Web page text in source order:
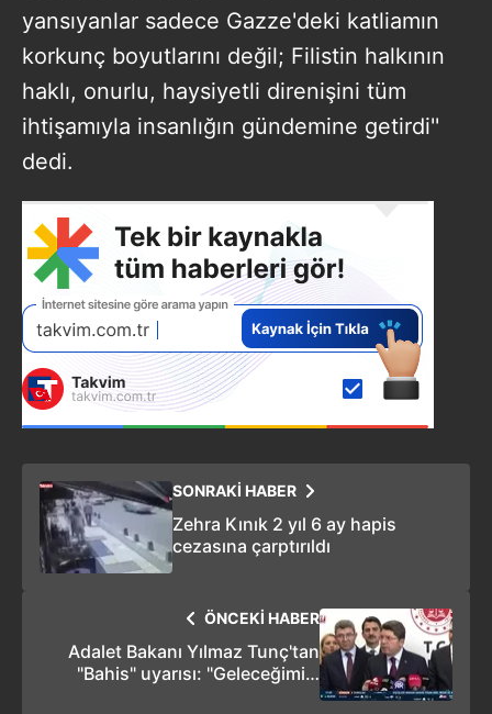
yansıyanlar sadece Gazze'deki katliamın
korkunç boyutlarını değil; Filistin halkının
haklı, onurlu, haysiyetli direnişini tüm
ihtişamıyla insanlığın gündemine getirdi''
dedi.
SONRAKİ HABER
Zehra Kınık 2 yıl 6 ay hapis
cezasına çarptırıldı
ÖNCEKİ HABER
Adalet Bakanı Yılmaz Tunç'tan
"Bahis" uyarısı: ''Geleceğimizi